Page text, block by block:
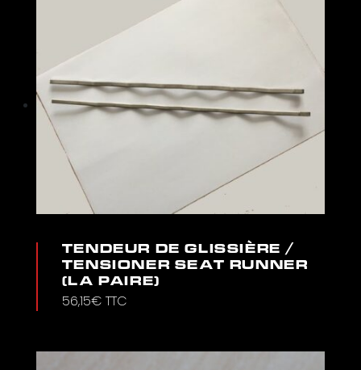
TENDEUR DE GLISSIÈRE /
TENSIONER SEAT RUNNER
(LA PAIRE)
56,15€TTC